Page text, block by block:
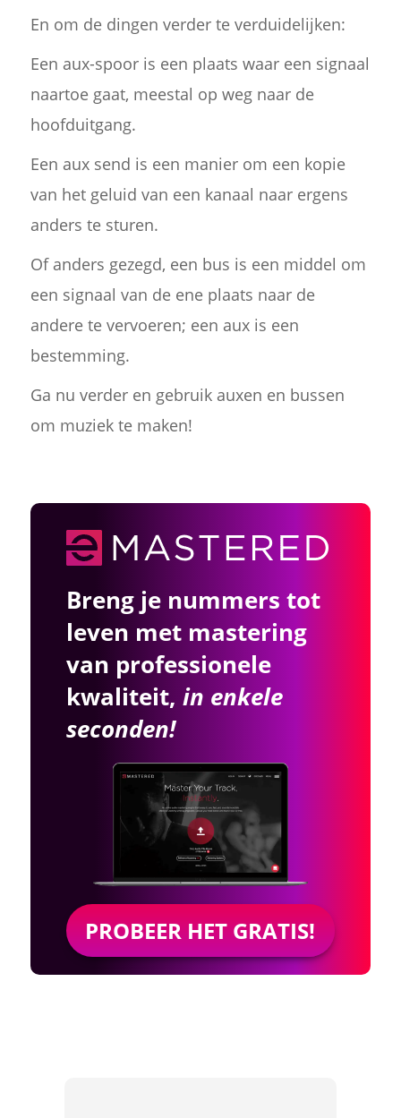
En om de dingen verder te verduidelijken:
Een aux-spoor is een plaats waar een signaal
naartoe gaat, meestal op weg naar de
hoofduitgang.
Een aux send is een manier om een kopie
van het geluid van een kanaal naar ergens
anders te sturen.
Of anders gezegd, een bus is een middel om
een signaal van de ene plaats naar de
andere te vervoeren; een aux is een
bestemming.
Ga nu verder en gebruik auxen en bussen
om muziek te maken!
Breng je nummers tot
leven met mastering
van professionele
kwaliteit, in enkele
seconden!
PROBEER HET GRATIS!